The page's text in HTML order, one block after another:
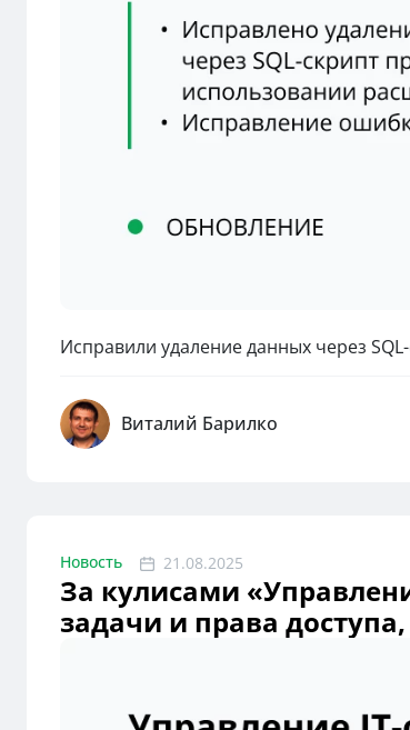
Исправили удаление данных через
Виталий Барилко
Новость 21.08.2025
За кулисами
задачи и права